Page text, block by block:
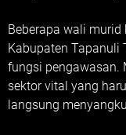
Beberapa wali murid
Kabupaten Tapanuli
fungsi pengawasan.
sektor vital yang
langsung